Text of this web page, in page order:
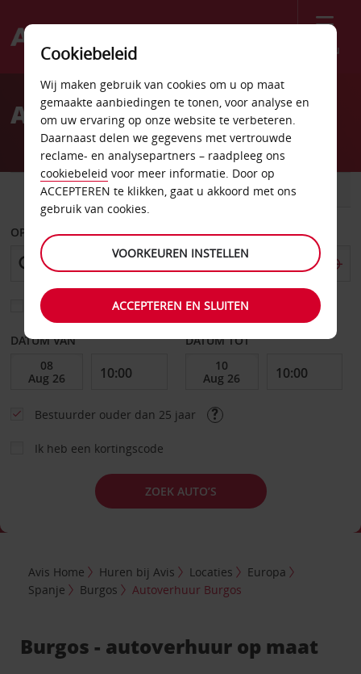
Menu
Welcome
AvisAutoverhuur Burgos
AUTO BESTELWAGEN
OPHALEN OP
Kies een ander afleverpunt
DATUM VAN DATUM TOT
Bestuurder ouder dan 25 jaar
Ik heb een kortingscode
ZOEK AUTO’S
Avis Home Huren bij Avis Locaties
Europa
Spanje
Burgos Autoverhuur Burgos
Burgos - autoverhuur op maat
Cookiebeleid
Wij maken gebruik van cookies om u op maat
gemaakte aanbiedingen te tonen, voor analyse en
om uw ervaring op onze website te verbeteren.
Daarnaast delen we gegevens met vertrouwde
reclame- en analysepartners – raadpleeg ons
cookiebeleid voor meer informatie. Door op
ACCEPTEREN te klikken, gaat u akkoord met ons
gebruik van cookies.
VOORKEUREN INSTELLEN
ACCEPTEREN EN SLUITEN